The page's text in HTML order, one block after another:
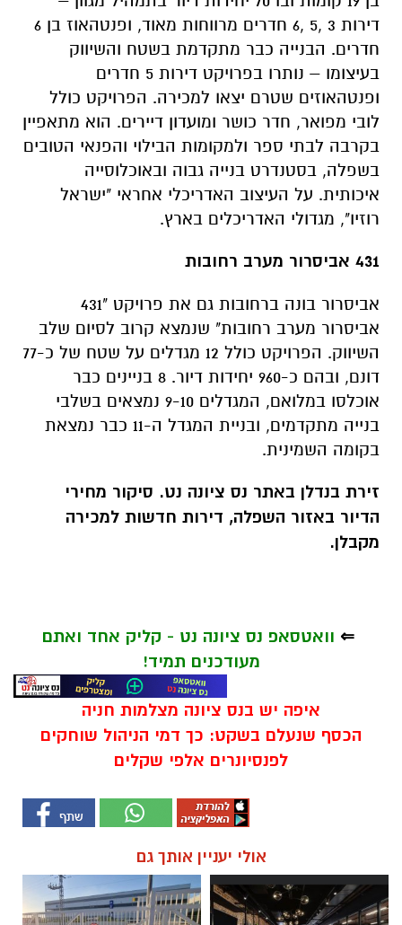
דירות 3 ,5 ,6 חדרים מרווחות מאוד, ופנטהאוז בן 6
חדרים. הבנייה כבר מתקדמת בשטח והשיווק
בעיצומו – נותרו בפרויקט דירות 5 חדרים
ופנטהאוזים שטרם יצאו למכירה. הפרויקט כולל
לובי מפואר, חדר כושר ומועדון דיירים. הוא מתאפיין
בקרבה לבתי ספר ולמקומות הבילוי והפנאי הטובים
בשפלה, בסטנדרט בנייה גבוה ובאוכלוסייה
איכותית. על העיצוב האדריכלי אחראי "ישראל
רוזיו", מגדולי האדריכלים בארץ.
431 אביסרור מערב רחובות
אביסרור בונה ברחובות גם את פרויקט "431
אביסרור מערב רחובות" שנמצא קרוב לסיום שלב
השיווק. הפרויקט כולל 12 מגדלים על שטח של כ-77
דונם, ובהם כ-960 יחידות דיור. 8 בניינים כבר
אוכלסו במלואם, המגדלים 9-10 נמצאים בשלבי
בנייה מתקדמים, ובניית המגדל ה-11 כבר נמצאת
בקומה השמינית.
זירת בנדלן באתר נס ציונה נט. סיקור מחירי
הדיור באזור השפלה, דירות חדשות למכירה
מקבלן.
⇐ וואטסאפ נס ציונה נט - קליק אחד ואתם
מעודכנים תמיד!
איפה יש בנס ציונה מצלמות חניה
הכסף שנעלם בשקט: כך דמי הניהול שוחקים
לפנסיונרים אלפי שקלים
אולי יעניין אותך גם